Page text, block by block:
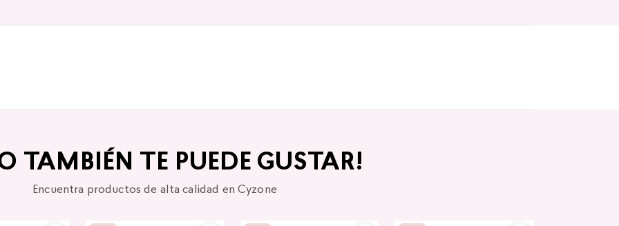
TAMBIÉN TE PUEDE GUSTAR!
Encuentra productos de alta calidad en Cyzone